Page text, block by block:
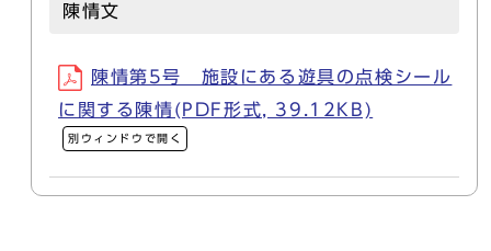
陳情文
陳情第5号 施設にある遊具の点検シール
に関する陳情(PDF形式, 39.12KB)
別ウィンドウで開く